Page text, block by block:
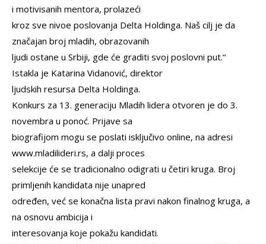
i motivisanih mentora, prolazeći
kroz sve nivoe poslovanja Delta Holdinga. Naš cilj je da
značajan broj mladih, obrazovanih
ljudi ostane u Srbiji, gde će graditi svoj poslovni put.“
Istakla je Katarina Vidanović, direktor
ljudskih resursa Delta Holdinga.
Konkurs za 13. generaciju Mladih lidera otvoren je do 3.
novembra u ponoć. Prijave sa
biografijom mogu se poslati isključivo online, na adresi
www.mladilideri.rs, a dalji proces
selekcije će se tradicionalno odigrati u četiri kruga. Broj
primljenih kandidata nije unapred
određen, već se konačna lista pravi nakon finalnog kruga, a
na osnovu ambicija i
interesovanja koje pokažu kandidati.